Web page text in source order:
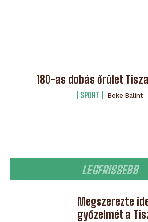
180-as dobás őrület
SPORT Beke Bálint
LEGFRISSEBB
Megszerezte
győzelmét a